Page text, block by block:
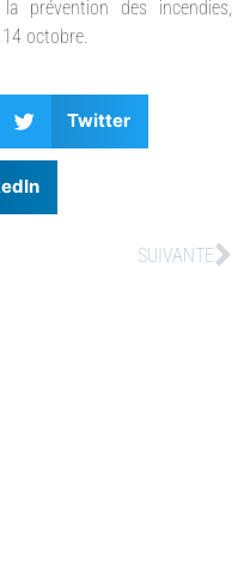
prévention des incendies,
octobre.
Twitter
SUIVANTE